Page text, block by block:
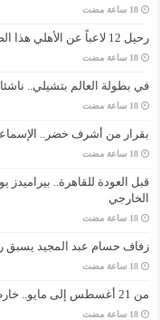
‏18 ساعة مضت
رحيل 12 لاعباً عن الأهلي هذا الصيف.. وتريزيجيه وديانج وبن رمضان في المقدمة
‏18 ساعة مضت
في بطولة العالم بتشيلي..
‏18 ساعة مضت
بقرار من أشرف خضر..
‏18 ساعة مضت
قبل العودة للقاهرة..
الخارجي
‏18 ساعة مضت
زفاف حسام عبد المجيد يسبق
‏18 ساعة مضت
من 21 أغسطس إلى مايو.. خارطة طريق جديدة للدوري المصري
‏18 ساعة مضت